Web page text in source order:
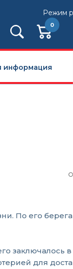
Режим
0
информация
По его
заключалось
для